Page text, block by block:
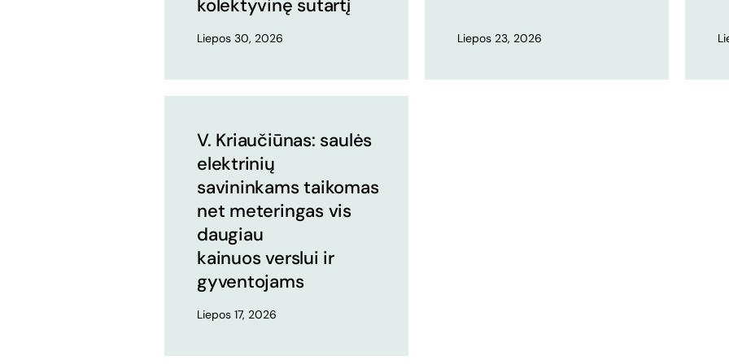
kolektyvinę sutartį
Liepos 30, 2026 Liepos 23, 2026
V. Kriaučiūnas: saulės
elektrinių
savininkams taikomas
net meteringas vis
daugiau
kainuos verslui ir
gyventojams
Liepos 17, 2026